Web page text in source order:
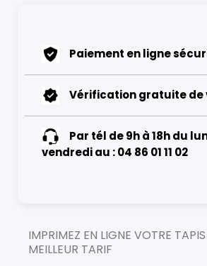
Paiement en ligne
Vérification gratuite de
Par tél de 9h à 18h du
vendredi au : 04 86 01 11 02
IMPRIMEZ EN LIGNE VOTRE
MEILLEUR TARIF